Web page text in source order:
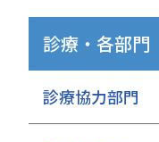
診療・各部門
診療協力部門